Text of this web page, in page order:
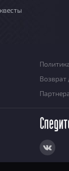
Возврат